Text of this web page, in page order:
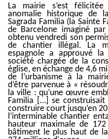
La mairie s’est
anomalie historique de
Sagrada Familia (la Sainte
de Barcelone imaginé
obtenu vendredi son
de chantier illégal. La
espagnole a approuvé
société chargée de la
église, en échange de 4,6
de l’urbanisme à la
d’être parvenue à «
la ville : qu’une œuvre
Familia […] se
construire court jusqu’en
l’interminable chantier
hauteur maximale de
bâtiment le plus haut de